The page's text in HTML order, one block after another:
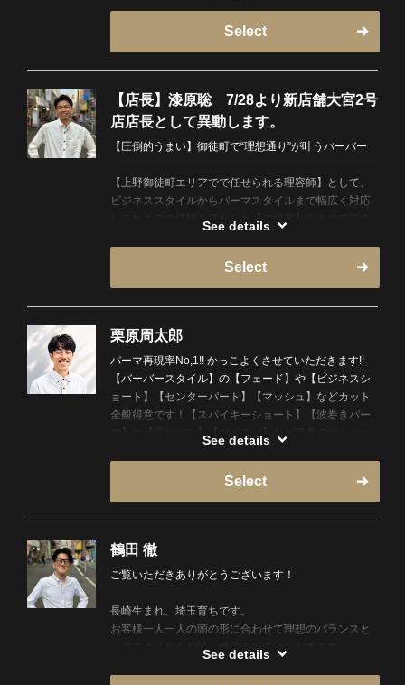
※女性スタッフの指名は出来ません。当日、即時予約
の場合ネットが×でもお電話でご案内できる可能性がご
ざいますので直接お電話下さい！
TEL:03-5846-8937
Select
【店長】漆原聡 7/28より新店舗大宮2号
店店長として異動します。
【圧倒的うまい】御徒町で“理想通り”が叶うバーバー
【上野御徒町エリアでで任せられる理容師】として、
ビジネススタイルからパーマスタイルまで幅広く対応
しこれまでの経験を活かした【ご提案】をさせて頂き
て、床屋魂を胸に皆様が【指名して良かった】と思っ
て頂けるように全力で努めます。
【経歴】
・2020年3月に入社し研修
・2022年から約2年間ヒロ銀座バーバーショップ新宿
店で幹部を務め
・2024年8月より銀座本店副店長を経験
・2025年6月からヒロ銀座御徒町店長に就任
ご来店心よりお待ちしております！
See details
Select
栗原周太郎
パーマ再現率No,1!! かっこよくさせていただきます!!
【バーバースタイル】の【フェード】や【ビジネスシ
ョート】【センターパート】【マッシュ】などカット
全般得意です！【スパイキーショート】【波巻きパー
マ】や【濡れパン】【ツイスパ】など得意です！パー
See details
Select
鶴田 徹
ご覧いただきありがとうございます！
長崎生まれ、埼玉育ちです。
お客様一人一人の頭の形に合わせて理想のバランスと
See details